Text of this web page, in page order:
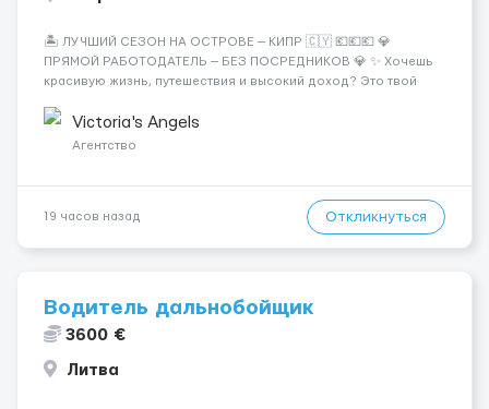
🏝️ ЛУЧШИЙ СЕЗОН НА ОСТРОВЕ — КИПР 🇨🇾 💶💶💶 💎
ПРЯМОЙ РАБОТОДАТЕЛЬ — БЕЗ ПОСРЕДНИКОВ 💎 ✨ Хочешь
красивую жизнь, путешествия и высокий доход? Это твой
Опытная команда с годами практики — Стабильный поток
клиентов (без ...
Victoria's Angels
Агентство
19 часов назад Откликнуться
Водитель дальнобойщик
3600 €
Литва